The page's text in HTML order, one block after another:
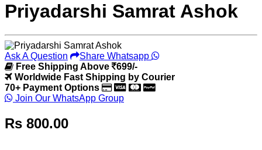
Priyadarshi Samrat Ashok
Ask A Question
Share Whatsapp
Free Shipping Above
699/-
Worldwide Fast Shipping by Courier
70+ Payment Options
Join Our WhatsApp Group
Rs 800.00